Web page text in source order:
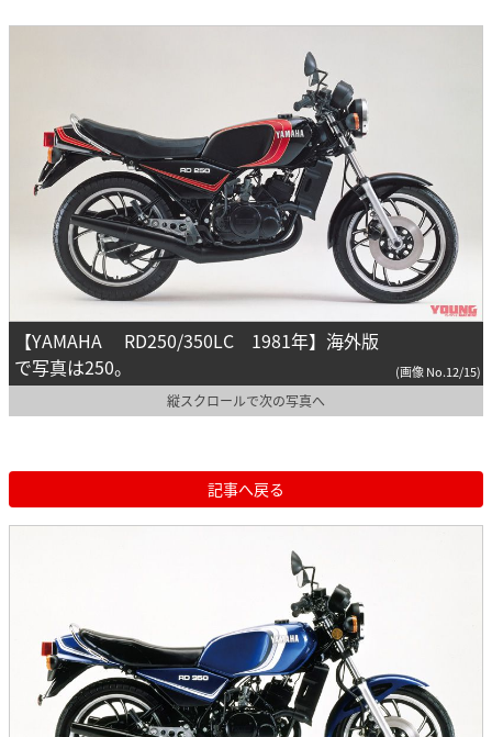
【YAMAHA RD250/350LC 1981年】海外版
で写真は250。
(画像 No.12/15)
縦スクロールで次の写真へ
記事へ戻る